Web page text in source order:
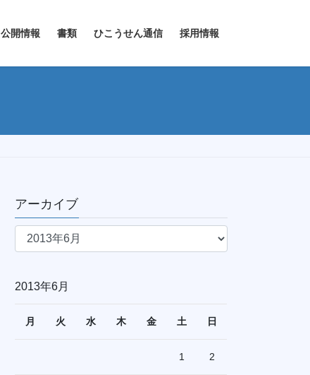
公開情報 書類 ひこうせん通信 採用情報
アーカイブ
ア
ブ
2013年6月
月 火 水 木 金 土 日
1 2